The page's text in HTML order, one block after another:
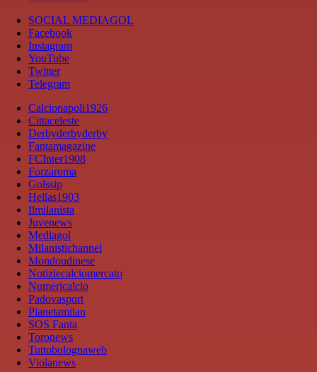
SOCIAL MEDIAGOL
Facebook
Instagram
YouTube
Twitter
Telegram
Calcionapoli1926
Cittaceleste
Derbyderbyderby
Fantamagazine
FCInter1908
Forzaroma
Golssip
Hellas1903
Ilmilanista
Juvenews
Mediagol
Milanistichannel
Mondoudinese
Notiziecalciomercato
Numericalcio
Padovasport
Pianetamilan
SOS Fanta
Toronews
Tuttobolognaweb
Violanews